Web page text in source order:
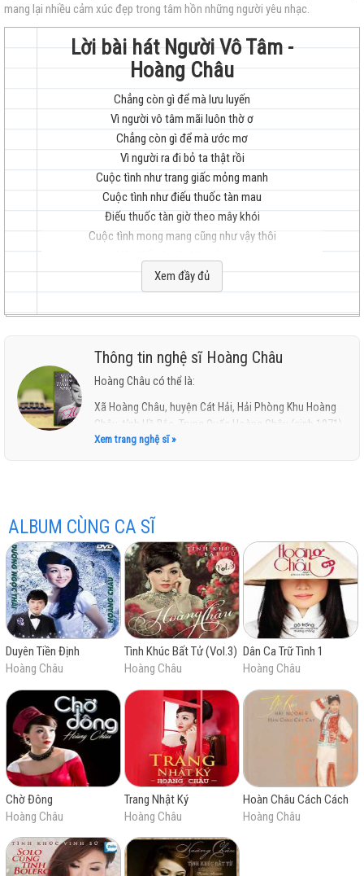
mang lại nhiều cảm xúc đẹp trong tâm hồn những người yêu nhạc.
Lời bài hát Người Vô Tâm -
Hoàng Châu
Chẳng còn gì để mà lưu luyến
Vì người vô tâm mãi luôn thờ ơ
Chẳng còn gì để mà ước mơ
Vì người ra đi bỏ ta thật rồi
Cuộc tình như trang giấc mỏng manh
Cuộc tình như điếu thuốc tàn mau
Điếu thuốc tàn giờ theo mây khói
Cuộc tình mong mang cũng như vậy thôi
Bạn thân quanh ta cũng xa ta rồi
Cuộc đời không ai biết ngày mai
Cuộc đời mau đổi trắng thành đen
Chẳng còn gì vì ta đã đau thật đau
Khi người ta đã quay gót đi
Nuối tiếc chi cuộc tình giờ đây đã hết
Bởi vì em không yêu thật lòng
Đến bây giờ nhận ra đời quá xót xa
Xem đầy đủ
Thông tin nghệ sĩ Hoàng Châu
Hoàng Châu có thể là:
Xã Hoàng Châu, huyện Cát Hải, Hải Phòng Khu Hoàng
Châu, tỉnh Hồ Bắc, Trung Quốc Hoàng Châu (sinh 1971),
nữ ca sĩ Việt Nam
Xem trang nghệ sĩ »
ALBUM CÙNG CA SĨ
Duyên Tiền Định
Hoàng Châu
Tình Khúc Bất Tử (Vol.3)
Hoàng Châu
Dân Ca Trữ Tình 1
Hoàng Châu
Chờ Đông
Hoàng Châu
Trang Nhật Ký
Hoàng Châu
Hoàn Châu Cách Cách
Hoàng Châu